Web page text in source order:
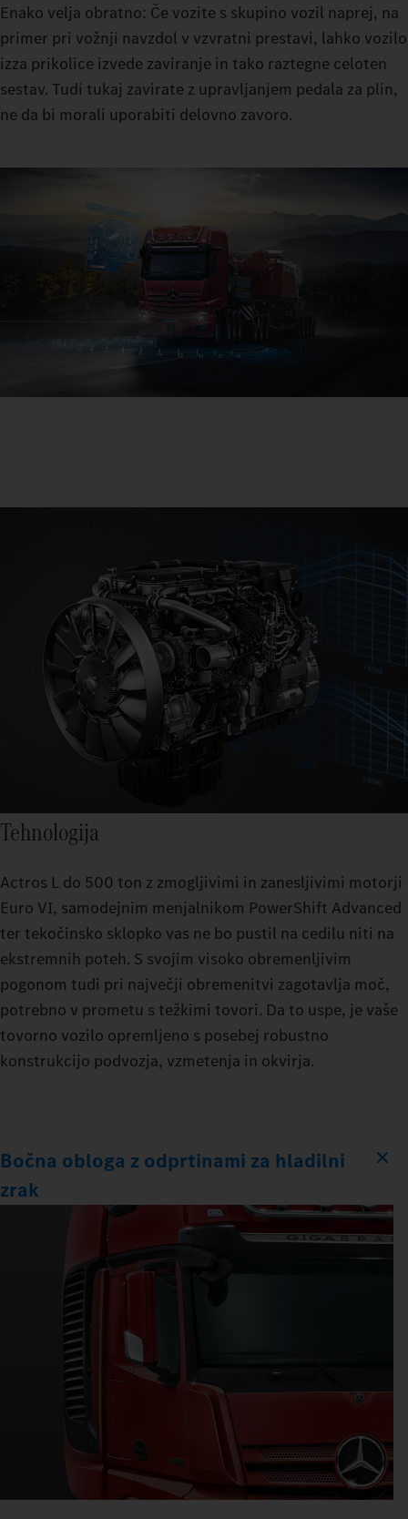
Enako velja obratno: Če vozite s skupino vozil naprej, na
primer pri vožnji navzdol v vzvratni prestavi, lahko vozilo
izza prikolice izvede zaviranje in tako raztegne celoten
sestav. Tudi tukaj zavirate z upravljanjem pedala za plin,
ne da bi morali uporabiti delovno zavoro.
Tehnologija
Actros L do 500 ton z zmogljivimi in zanesljivimi motorji
Euro VI, samodejnim menjalnikom PowerShift Advanced
ter tekočinsko sklopko vas ne bo pustil na cedilu niti na
ekstremnih poteh. S svojim visoko obremenljivim
pogonom tudi pri največji obremenitvi zagotavlja moč,
potrebno v prometu s težkimi tovori. Da to uspe, je vaše
tovorno vozilo opremljeno s posebej robustno
konstrukcijo podvozja, vzmetenja in okvirja.
Bočna obloga z odprtinami za hladilni
zrak